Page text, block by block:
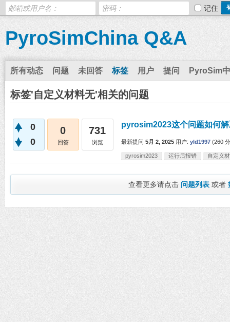
记住
PyroSimChina Q&A
所有动态 问题 未回答 标签 用户 提问 PyroSim
标签'自定义材料无'相关的问题
0
0
0
回答
731
浏览
pyrosim2023这个问题如何
最新提问 5月 2, 2025 用户: yld1997 (260
pyrosim2023 运行后报错 自定义
查看更多请点击 问题列表 或者